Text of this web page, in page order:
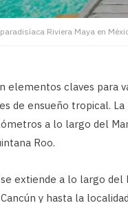
Riviera Maya en
elementos claves para
de ensueño tropical.
a lo largo del
Roo.
extiende a lo largo
y hasta la